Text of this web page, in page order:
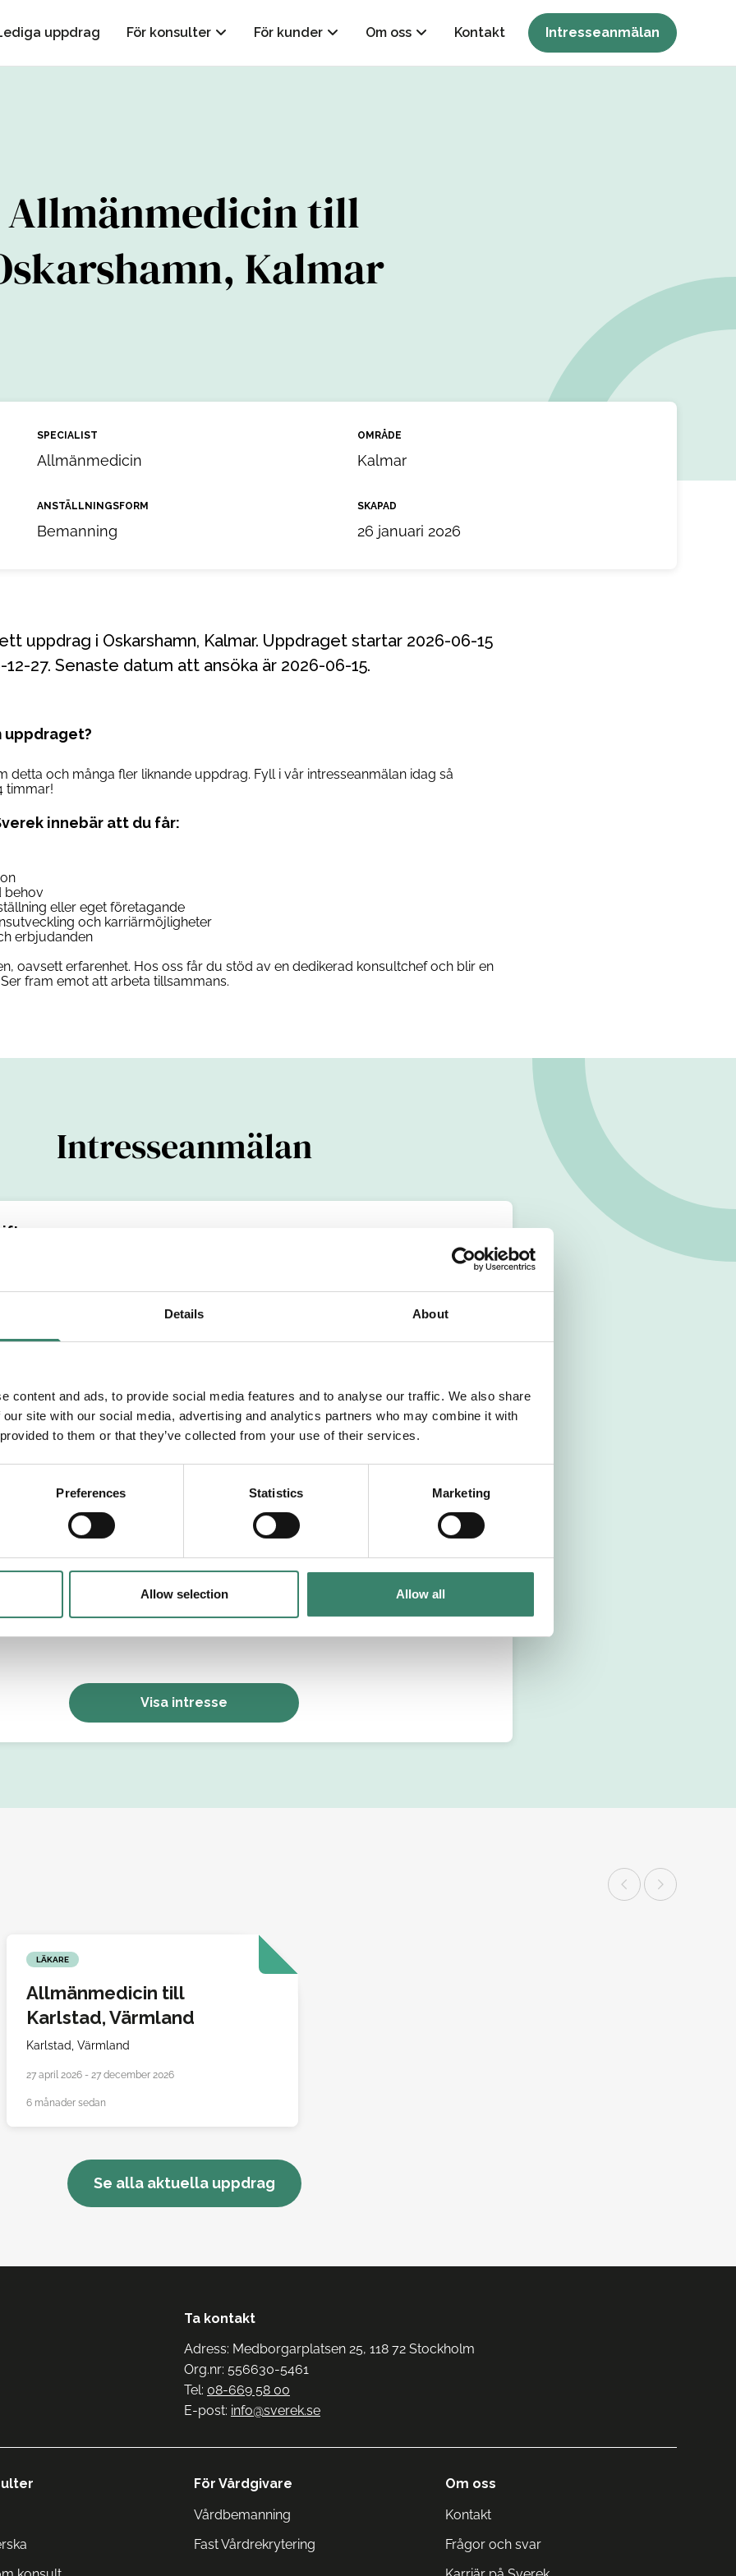
Details About
content and ads, to provide social media features and to analyse our traffic. We also share
site with our social media, advertising and analytics partners who may combine it with
to them or that they’ve collected from your use of their services.
Preferences Statistics Marketing
Allow selection Allow all
uppdrag För konsulter För kunder Om oss Kontakt Intresseanmälan
Allmänmedicin till
Kalmar
SPECIALIST
Allmänmedicin
OMRÅDE
Kalmar
ANSTÄLLNINGSFORM
Bemanning
SKAPAD
26 januari 2026
27. Senaste datum att ansöka är 2026-06-15.
uppdraget?
detta och många fler liknande uppdrag. Fyll i vår intresseanmälan idag så
timmar!
innebär att du får:
behov
eller eget företagande
och karriärmöjligheter
erbjudanden
oavsett erfarenhet. Hos oss får du stöd av en dedikerad konsultchef och blir en
fram emot att arbeta tillsammans.
Intresseanmälan
Jag godkänner Sverek’sanvändarvillkorochsekretesspolicy
Visa intresse
LÄKARE
Allmänmedicin till
Karlstad, Värmland
Karlstad,Värmland
27 april 2026 - 27 december 2026
6 månader sedan
Se alla aktuella uppdrag
Ta kontakt
Adress: Medborgarplatsen 25, 118 72 Stockholm
Org.nr: 556630-5461
Tel: 08-669 58 00
E-post: info@sverek.se
För Vårdgivare
Vårdbemanning
Fast Vårdrekrytering
Om oss
Kontakt
Frågor och svar